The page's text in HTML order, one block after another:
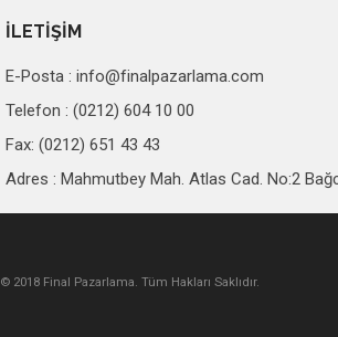
İLETİŞİM
E-Posta : info@finalpazarlama.com
Telefon : (0212) 604 10 00
Fax: (0212) 651 43 43
Adres : Mahmutbey Mah. Atlas Cad. No:2
© 2018 Final Pazarlama. Tüm Hakları Saklıdır.